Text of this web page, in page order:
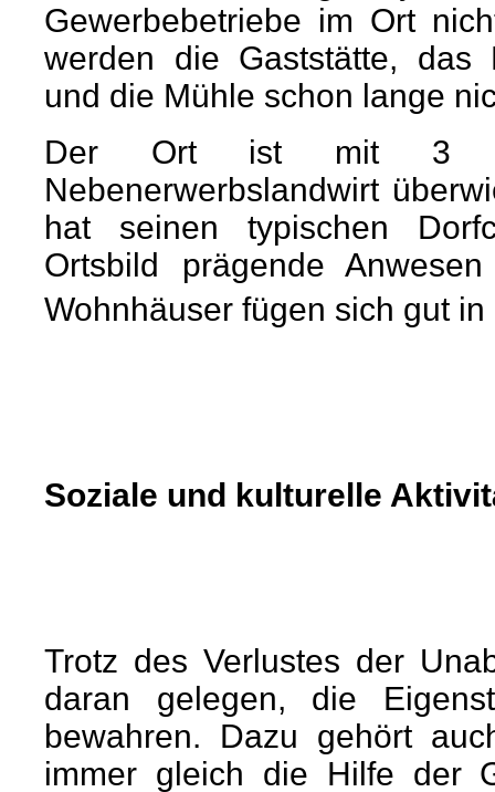
Gewerbebetriebe im Ort
werden die Gaststätte, das
und die Mühle schon lange
Der Ort ist mit 3
Nebenerwerbslandwirt
hat seinen typischen
Ortsbild prägende
Wohnhäuser fügen sich gut
Soziale und kulturelle
Trotz des Verlustes der
daran gelegen, die
bewahren. Dazu gehört
immer gleich die Hilfe der